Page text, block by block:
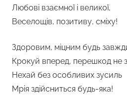
Любові взаємної і великої,
Веселощів, позитиву, сміху!
Здоровим, міцним будь
Крокуй вперед, перешкод не
Нехай без особливих зусиль
Мрія здійсниться будь-яка!